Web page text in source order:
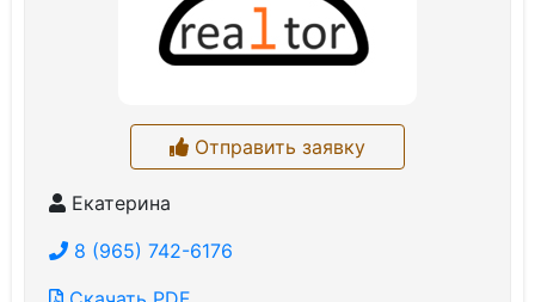
Отправить заявку
Екатерина
8 (965) 742-6176